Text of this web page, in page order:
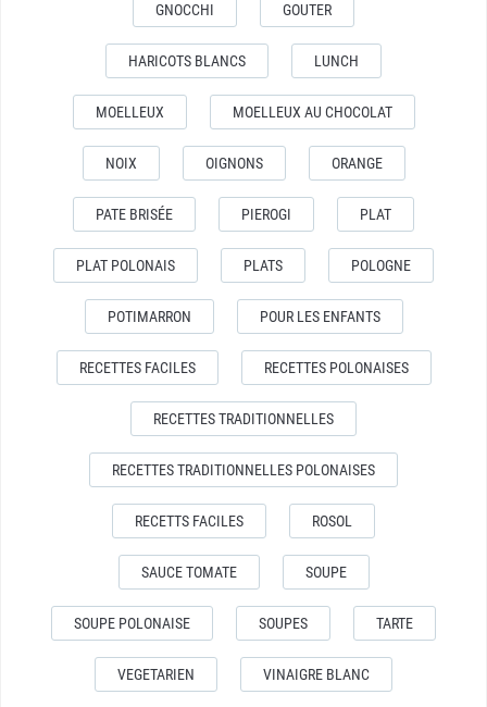
GNOCCHI GOUTER
HARICOTS BLANCS LUNCH
MOELLEUX MOELLEUX AU CHOCOLAT
NOIX OIGNONS ORANGE
PATE BRISÉE PIEROGI PLAT
PLAT POLONAIS PLATS POLOGNE
POTIMARRON POUR LES ENFANTS
RECETTES FACILES RECETTES POLONAISES
RECETTES TRADITIONNELLES
RECETTES TRADITIONNELLES POLONAISES
RECETTS FACILES ROSOL
SAUCE TOMATE SOUPE
SOUPE POLONAISE SOUPES TARTE
VEGETARIEN VINAIGRE BLANC